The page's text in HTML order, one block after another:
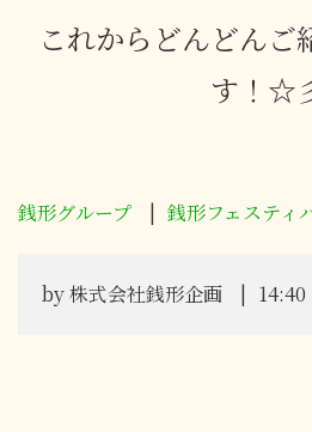
これからどんどんご
す！☆
銭形グループ 銭形フェスティ
by株式会社銭形企画 14:40